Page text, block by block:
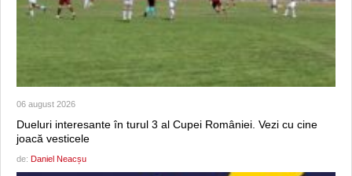
06 august 2026
Dueluri interesante în turul 3 al Cupei României. Vezi cu cine
joacă vesticele
de: Daniel Neacșu